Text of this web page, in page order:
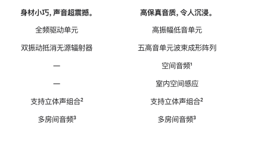
身材小巧，声音超震撼。
全频驱动单元
双振动抵消无源辐射器
—
—
支持立体声组合脚
²
多房间音频脚
³
高保真音质，令人沉浸。
高振幅低音单元
五高音单元波束成形阵列
空间音频脚
¹
室内空间感应
支持立体声组合脚
²
多房间音频脚
³